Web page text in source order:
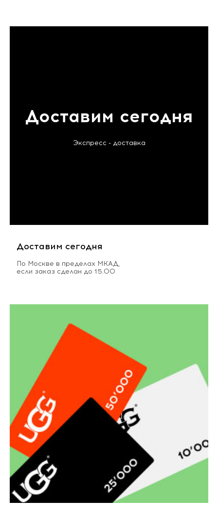
Доставим сегодня
Экспресс - доставка
Доставим сегодня
По Москве в пределах МКАД,
если заказ сделан до 15.00